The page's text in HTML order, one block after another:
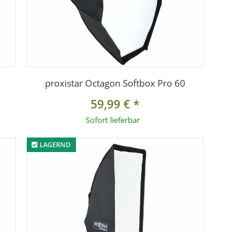
proxistar Octagon Softbox Pro 60
59,99 €*
Sofort lieferbar
LAGERND